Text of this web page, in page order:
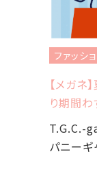
ファッシ
【メガネ
り期間わ
T.G.C.-
パニーギ